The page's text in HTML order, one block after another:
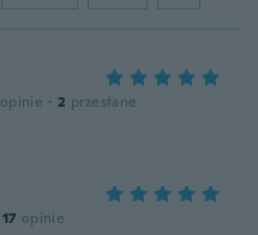
opinie · 2 przesłane
17 opinie